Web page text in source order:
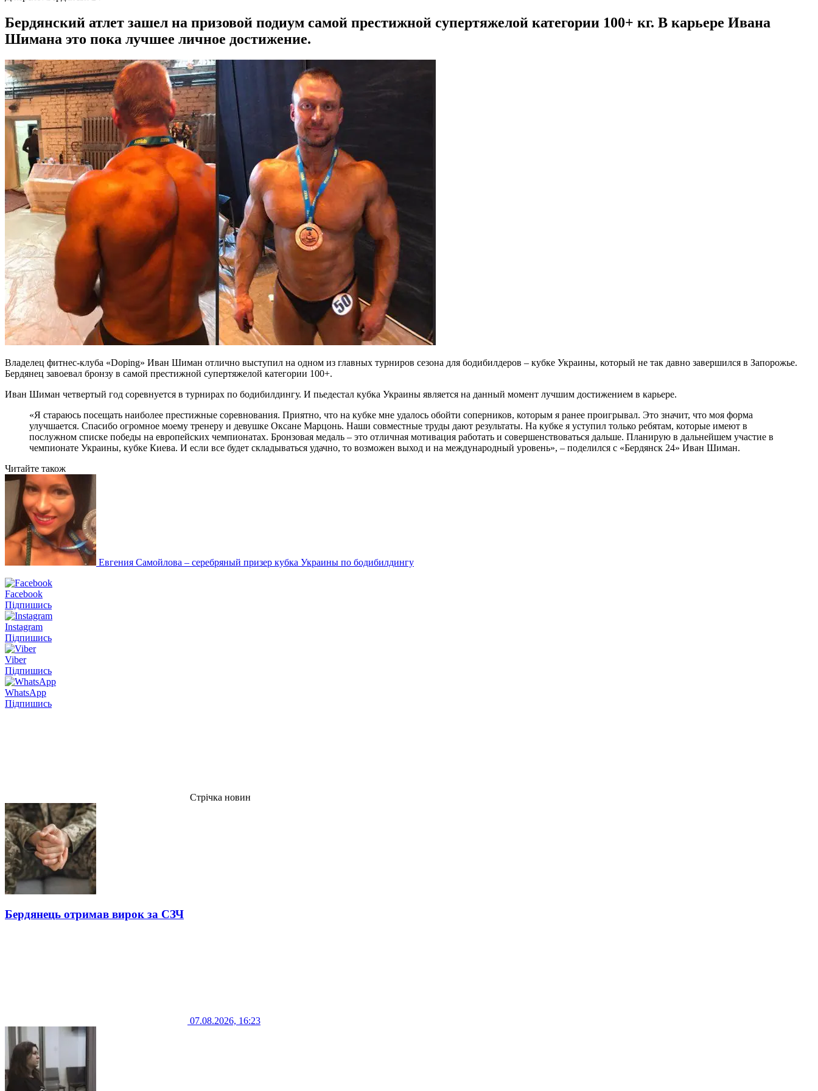
Бердянский атлет зашел на призовой подиум самой престижной супертяжелой категории 100+ кг. В карьере Ивана
Шимана это пока лучшее личное достижение.
Владелец фитнес-клуба «Doping» Иван Шиман отлично выступил на одном из главных турниров сезона для бодибилдеров – кубке Украины, который не так давно завершился в Запорожье.
Бердянец завоевал бронзу в самой престижной супертяжелой категории 100+.
Иван Шиман четвертый год соревнуется в турнирах по бодибилдингу. И пьедестал кубка Украины является на данный момент лучшим достижением в карьере.
«Я стараюсь посещать наиболее престижные соревнования. Приятно, что на кубке мне удалось обойти соперников, которым я ранее проигрывал. Это значит, что моя форма
улучшается. Спасибо огромное моему тренеру и девушке Оксане Марцонь. Наши совместные труды дают результаты. На кубке я уступил только ребятам, которые имеют в
послужном списке победы на европейских чемпионатах. Бронзовая медаль – это отличная мотивация работать и совершенствоваться дальше. Планирую в дальнейшем участие в
чемпионате Украины, кубке Киева. И если все будет складываться удачно, то возможен выход и на международный уровень», – поделился с «Бердянск 24» Иван Шиман.
Читайте також
Евгения Самойлова – серебряный призер кубка Украины по бодибилдингу
Facebook
Підпишись
Instagram
Підпишись
Viber
Підпишись
WhatsApp
Підпишись
Стрічка новин
Бердянець отримав вирок за СЗЧ
07.08.2026, 16:23